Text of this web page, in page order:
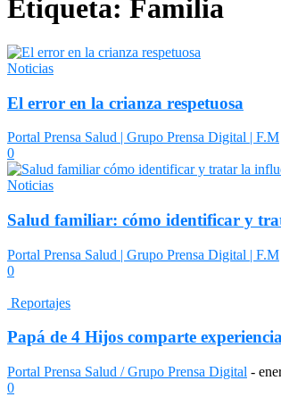
Etiqueta: Familia
Noticias
El error en la crianza respetuosa
Portal Prensa Salud | Grupo Prensa Digital | F.M
0
Noticias
Salud familiar: cómo identificar y
Portal Prensa Salud | Grupo Prensa Digital | F.M
0
Reportajes
Papá de 4 Hijos comparte
Portal Prensa Salud / Grupo Prensa Digital -
0